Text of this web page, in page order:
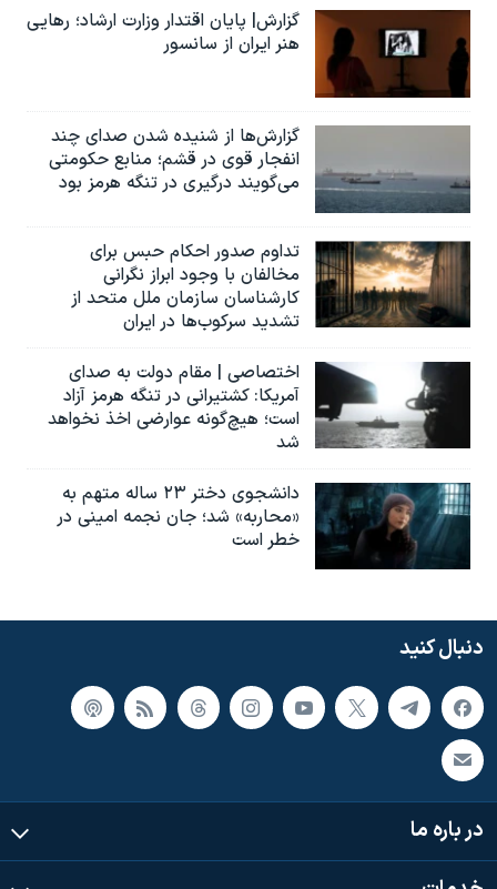
گزارش| پایان اقتدار وزارت ارشاد؛ رهایی
هنر ایران از سانسور
گزارش‌ها از شنیده شدن صدای چند
انفجار قوی در قشم؛ منابع حکومتی
می‌گویند درگیری در تنگه هرمز بود
تداوم صدور احکام حبس برای
مخالفان با وجود ابراز نگرانی
کارشناسان سازمان ملل متحد از
تشدید سرکوب‌ها در ایران
اختصاصی | مقام دولت به صدای
آمریکا: کشتیرانی در تنگه هرمز آزاد
است؛ هیچ‌گونه عوارضی اخذ نخواهد
شد
دانشجوی دختر ۲۳ ساله متهم به
«محاربه» شد؛ جان نجمه امینی در
خطر است
دنبال کنید
در باره ما